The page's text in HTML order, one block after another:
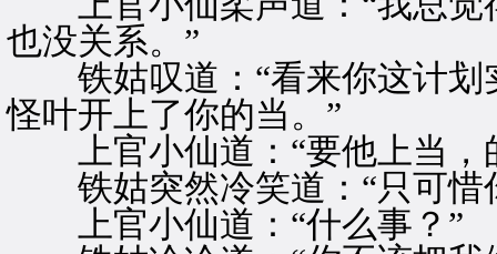
也没关系。”
铁姑叹道：“看来你这计划
怪叶开上了你的当。”
上官小仙道：“要他上当，
铁姑突然冷笑道：“只可惜
上官小仙道：“什么事？”